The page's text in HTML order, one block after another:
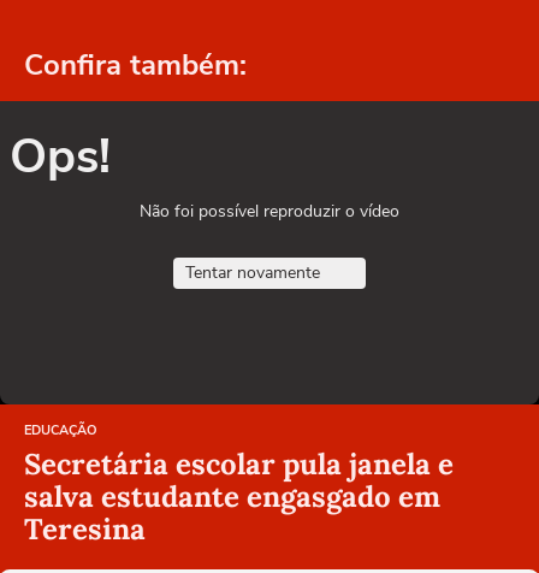
Confira também:
Ops!
Não foi possível reproduzir o vídeo
Tentar novamente
EDUCAÇÃO
Secretária escolar pula janela e
salva estudante engasgado em
Teresina